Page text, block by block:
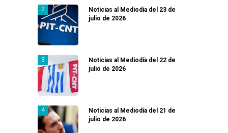
Noticias al Mediodía del 23 de
julio de 2026
Noticias al Mediodía del 22 de
julio de 2026
Noticias al Mediodía del 21 de
julio de 2026